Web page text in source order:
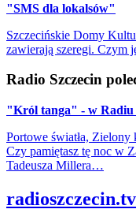
"SMS dla lokalsów"
Szczecińskie Domy
zawierają szeregi. Czym
Radio Szczecin
"Król tanga" - w Radiu
Portowe światła,
Czy pamiętasz tę noc w
Tadeusza Millera…
radioszczecin.tv